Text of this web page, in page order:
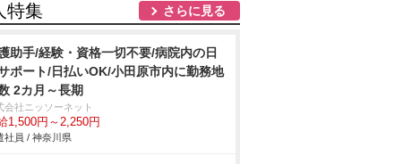
特集 さらに見る
助手/経験・資格一切不要/病院内の日
ポート/日払いOK/小田原市内に勤務地
2カ月～長期
会社ニッソーネット
1,500円～2,250円
社員 / 神奈川県